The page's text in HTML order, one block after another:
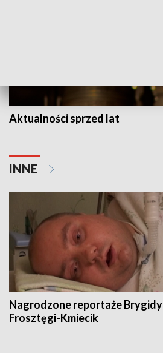
Aktualności sprzed lat
INNE
Nagrodzone reportaże Brygidy
Frosztęgi-Kmiecik